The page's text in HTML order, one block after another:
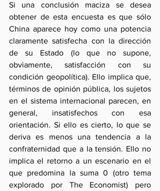
Si una conclusión maciza se desea
obtener de esta encuesta es que sólo
China aparece hoy como una potencia
claramente satisfecha con la dirección
de su Estado (lo que no supone,
obviamente, satisfacción con su
condición geopolítica). Ello implica que,
términos de opinión pública, los sujetos
en el sistema internacional parecen, en
general, insatisfechos con esa
orientación. Si ello es cierto, lo que se
deriva es menos una tendencia a la
confraternidad que a la tensión. Ello no
implica el retorno a un escenario en el
que predomina la suma 0 (otro tema
explorado por The Economist) pero